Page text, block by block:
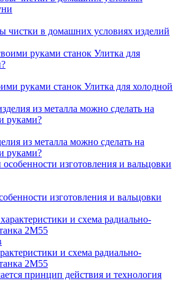
чистки в домашних условиях изделий
руками станок Улитка для холодной
из металла можно сделать на
руками?
изготовления и вальцовки
и схема радиально-
2М55